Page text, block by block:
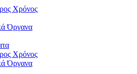
Χρόνος
Όργανα
Χρόνος
Όργανα